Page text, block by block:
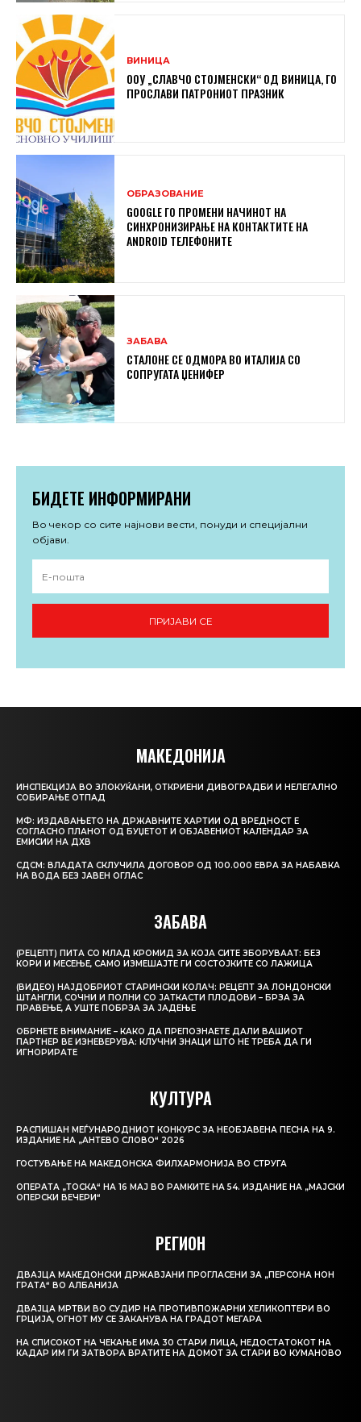
ВИНИЦА
ООУ „СЛАВЧО СТОЈМЕНСКИ“ ОД ВИНИЦА, ГО
ПРОСЛАВИ ПАТРОНИОТ ПРАЗНИК
ОБРАЗОВАНИЕ
GOOGLE ГО ПРОМЕНИ НАЧИНОТ НА
СИНХРОНИЗИРАЊЕ НА КОНТАКТИТЕ НА
ANDROID ТЕЛЕФОНИТЕ
ЗАБАВА
СТАЛОНЕ СЕ ОДМОРА ВО ИТАЛИЈА СО
СОПРУГАТА ЏЕНИФЕР
БИДЕТЕ ИНФОРМИРАНИ
Во чекор со сите најнови вести, понуди и специјални
објави.
ПРИЈАВИ СЕ
МАКЕДОНИЈА
ИНСПЕКЦИЈА ВО ЗЛОКУЌАНИ, ОТКРИЕНИ ДИВОГРАДБИ И НЕЛЕГАЛНО
СОБИРАЊЕ ОТПАД
МФ: ИЗДАВАЊЕТО НА ДРЖАВНИТЕ ХАРТИИ ОД ВРЕДНОСТ Е
СОГЛАСНО ПЛАНОТ ОД БУЏЕТОТ И ОБЈАВЕНИОТ КАЛЕНДАР ЗА
ЕМИСИИ НА ДХВ
СДСМ: ВЛАДАТА СКЛУЧИЛА ДОГОВОР ОД 100.000 ЕВРА ЗА НАБАВКА
НА ВОДА БЕЗ ЈАВЕН ОГЛАС
ЗАБАВА
(РЕЦЕПТ) ПИТА СО МЛАД КРОМИД ЗА КОЈА СИТЕ ЗБОРУВААТ: БЕЗ
КОРИ И МЕСЕЊЕ, САМО ИЗМЕШАЈТЕ ГИ СОСТОЈКИТЕ СО ЛАЖИЦА
(ВИДЕО) НАЈДОБРИОТ СТАРИНСКИ КОЛАЧ: РЕЦЕПТ ЗА ЛОНДОНСКИ
ШТАНГЛИ, СОЧНИ И ПОЛНИ СО ЈАТКАСТИ ПЛОДОВИ – БРЗА ЗА
ПРАВЕЊЕ, А УШТЕ ПОБРЗА ЗА ЈАДЕЊЕ
ОБРНЕТЕ ВНИМАНИЕ – КАКО ДА ПРЕПОЗНАЕТЕ ДАЛИ ВАШИОТ
ПАРТНЕР ВЕ ИЗНЕВЕРУВА: КЛУЧНИ ЗНАЦИ ШТО НЕ ТРЕБА ДА ГИ
ИГНОРИРАТЕ
КУЛТУРА
РАСПИШАН МЕЃУНАРОДНИОТ КОНКУРС ЗА НЕОБЈАВЕНА ПЕСНА НА 9.
ИЗДАНИЕ НА „АНТЕВО СЛОВО“ 2026
ГОСТУВАЊЕ НА МАКЕДОНСКА ФИЛХАРМОНИЈА ВО СТРУГА
ОПЕРАТА „ТОСКА“ НА 16 МАЈ ВО РАМКИТЕ НА 54. ИЗДАНИЕ НА „МАЈСКИ
ОПЕРСКИ ВЕЧЕРИ“
РЕГИОН
ДВАЈЦА МАКЕДОНСКИ ДРЖАВЈАНИ ПРОГЛАСЕНИ ЗА „ПЕРСОНА НОН
ГРАТА“ ВО АЛБАНИЈА
ДВАЈЦА МРТВИ ВО СУДИР НА ПРОТИВПОЖАРНИ ХЕЛИКОПТЕРИ ВО
ГРЦИЈА, ОГНОТ МУ СЕ ЗАКАНУВА НА ГРАДОТ МЕГАРА
НА СПИСОКОТ НА ЧЕКАЊЕ ИМА 30 СТАРИ ЛИЦА, НЕДОСТАТОКОТ НА
КАДАР ИМ ГИ ЗАТВОРА ВРАТИТЕ НА ДОМОТ ЗА СТАРИ ВО КУМАНОВО